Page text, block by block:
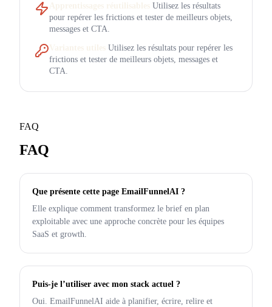
Utilisez les résultats
pour repérer les frictions et tester de meilleurs objets,
messages et CTA.
Utilisez les résultats pour repérer les
frictions et tester de meilleurs objets, messages et
CTA.
FAQ
FAQ
Que présente cette page EmailFunnelAI ?
Elle explique comment transformez le brief en plan
exploitable avec une approche concrète pour les équipes
SaaS et growth.
Puis-je l’utiliser avec mon stack actuel ?
Oui. EmailFunnelAI aide à planifier, écrire, relire et